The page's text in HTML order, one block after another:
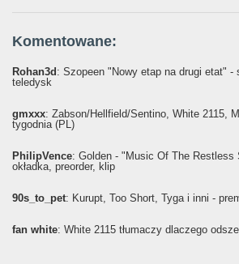
Komentowane:
Rohan3d : Szopeen "Nowy etap na drugi etat" -
teledysk
gmxxx: Żabson/Hellfield/Sentino, White 2115,
tygodnia (PL)
PhilipVence: Golden - "Music Of The Restless
okładka, preorder, klip
90s_to_pet: Kurupt, Too Short, Tyga i inni -
fan white: White 2115 tłumaczy dlaczego